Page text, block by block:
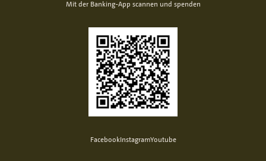
Mit der Banking-App scannen und spenden
FacebookInstagramYoutube